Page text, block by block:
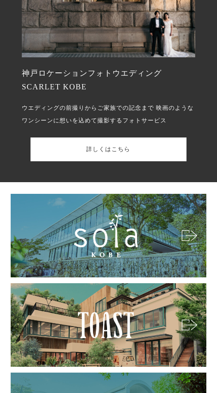
神戸ロケーションフォトウエディング
SCARLET KOBE
ウエディングの前撮りからご家族での記念まで 映画のような
ワンシーンに想いを込めて撮影するフォトサービス
詳しくはこちら